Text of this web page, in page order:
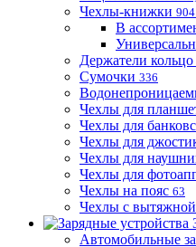
Чехлы-книжки
В
Держатели кольцо
Сумочки 336
Чехлы для
Чехлы для
Чехлы для
Чехлы для
Чехлы для
Чехлы на пояс 63
Чехлы с
Автомобильные